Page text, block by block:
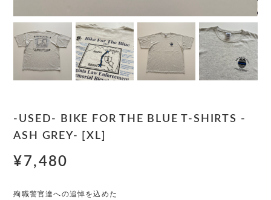
-USED- BIKE FOR THE BLUE T-SHIRTS -
ASH GREY- [XL]
¥7,480
殉職警官達への追悼を込めた